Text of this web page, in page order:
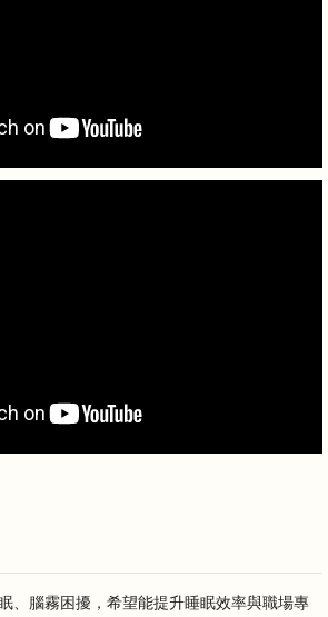
、腦霧困擾，希望能提升睡眠效率與職場專